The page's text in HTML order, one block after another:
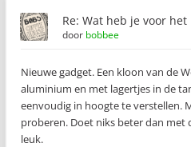
Re: Wat heb je voor
door bobbee
Nieuwe gadget. Een kloon van de
aluminium en met lagertjes in de
eenvoudig in hoogte te verstellen.
proberen. Doet niks beter dan met
leuk.